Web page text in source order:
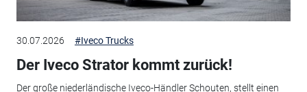
30.07.2026 #Iveco Trucks
Der Iveco Strator kommt zurück!
Der große niederländische Iveco-Händler Schouten, stellt einen